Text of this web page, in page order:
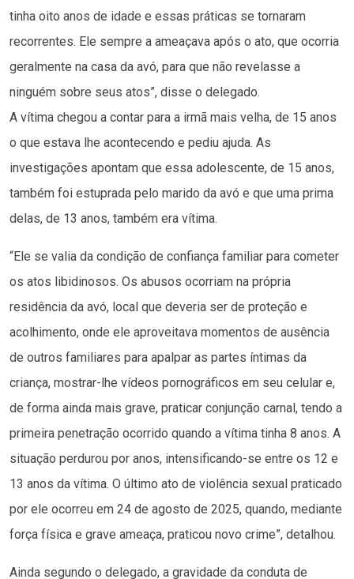
tinha oito anos de idade e essas práticas se tornaram
recorrentes. Ele sempre a ameaçava após o ato, que ocorria
geralmente na casa da avó, para que não revelasse a
ninguém sobre seus atos”, disse o delegado.
A vítima chegou a contar para a irmã mais velha, de 15 anos
o que estava lhe acontecendo e pediu ajuda. As
investigações apontam que essa adolescente, de 15 anos,
também foi estuprada pelo marido da avó e que uma prima
delas, de 13 anos, também era vítima.
“Ele se valia da condição de confiança familiar para cometer
os atos libidinosos. Os abusos ocorriam na própria
residência da avó, local que deveria ser de proteção e
acolhimento, onde ele aproveitava momentos de ausência
de outros familiares para apalpar as partes íntimas da
criança, mostrar-lhe vídeos pornográficos em seu celular e,
de forma ainda mais grave, praticar conjunção carnal, tendo a
primeira penetração ocorrido quando a vítima tinha 8 anos. A
situação perdurou por anos, intensificando-se entre os 12 e
13 anos da vítima. O último ato de violência sexual praticado
por ele ocorreu em 24 de agosto de 2025, quando, mediante
força física e grave ameaça, praticou novo crime”, detalhou.
Ainda segundo o delegado, a gravidade da conduta de